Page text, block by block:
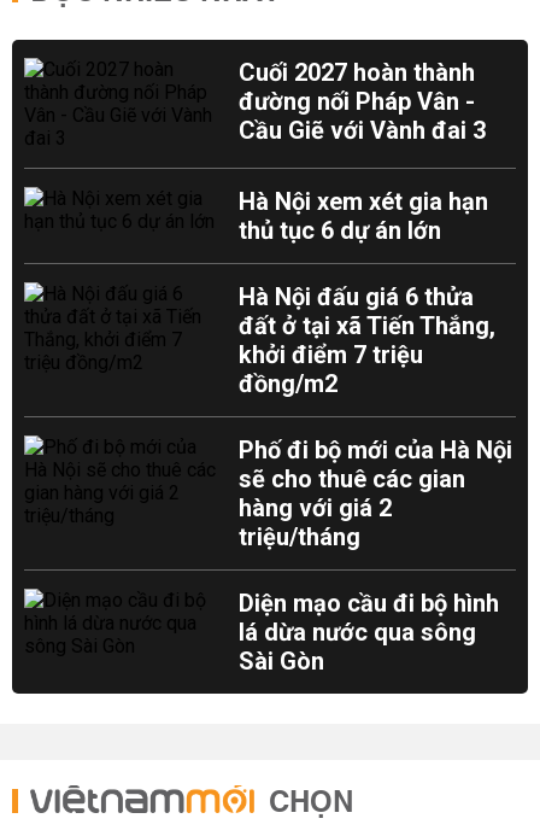
Cuối 2027 hoàn thành
đường nối Pháp Vân -
Cầu Giẽ với Vành đai 3
Hà Nội xem xét gia hạn
thủ tục 6 dự án lớn
Hà Nội đấu giá 6 thửa
đất ở tại xã Tiến Thắng,
khởi điểm 7 triệu
đồng/m2
Phố đi bộ mới của Hà Nội
sẽ cho thuê các gian
hàng với giá 2
triệu/tháng
Diện mạo cầu đi bộ hình
lá dừa nước qua sông
Sài Gòn
CHỌN